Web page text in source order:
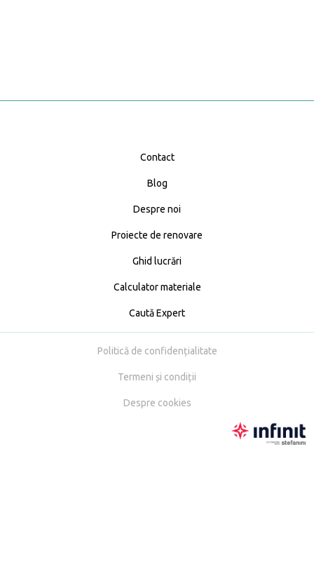
Contact
Blog
Despre noi
Proiecte de renovare
Ghid lucrări
Calculator materiale
Caută Expert
Politică de confidențialitate
Termeni și condiții
Despre cookies